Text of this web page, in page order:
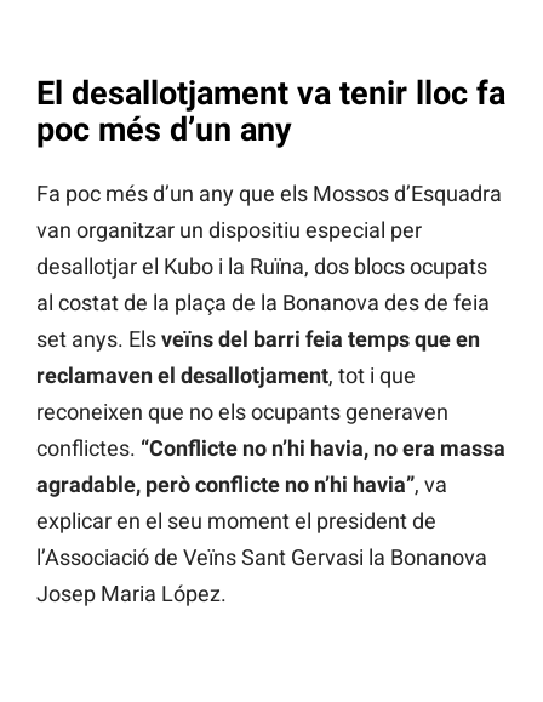
El desallotjament va tenir lloc fa
poc més d’un any
Fa poc més d’un any que els Mossos d’Esquadra
van organitzar un dispositiu especial per
desallotjar el Kubo i la Ruïna, dos blocs ocupats
al costat de la plaça de la Bonanova des de feia
set anys. Elsveïns del barri feia temps que en
reclamaven el desallotjament, tot i que
reconeixen que no els ocupants generaven
conflictes. “Conflicte no n’hi havia, no era massa
agradable, però conflicte no n’hi havia”, va
explicar en el seu moment el president de
l’Associació de Veïns Sant Gervasi la Bonanova
Josep Maria López.